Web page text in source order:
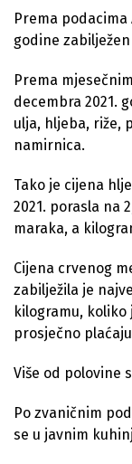
Prema podacima
godine
Prema
decembra 2021.
ulja, hljeba, riže,
namirnica.
Tako je cijena
2021. porasla na
maraka, a
Cijena crvenog
zabilježila je
kilogramu, koliko
prosječno
Više od polovine
Po zvaničnim
se u javnim